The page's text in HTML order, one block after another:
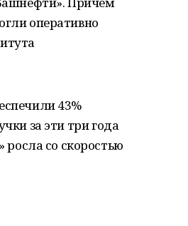
оперативно
43%
за эти три года
росла со скоростью